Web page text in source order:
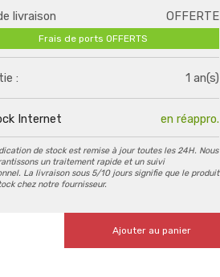
livraison
OFFERTE
Frais de ports OFFERTS
: 1 an(s)
Internet en réappro.
de stock est remise à jour toutes les 24H. Nous
un traitement rapide et un suivi
La livraison sous 5/10 jours signifie que le produit
chez notre fournisseur.
Ajouter au panier